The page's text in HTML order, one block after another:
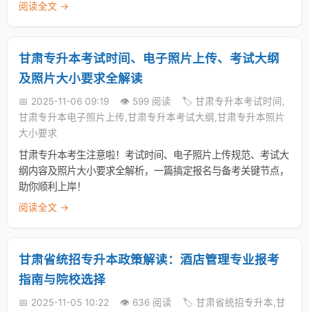
阅读全文 →
甘肃专升本考试时间、电子照片上传、考试大纲
及照片大小要求全解读
📅 2025-11-06 09:19 👁️ 599 阅读
🏷️ 甘肃专升本考试时间,
甘肃专升本电子照片上传,甘肃专升本考试大纲,甘肃专升本照片
大小要求
甘肃专升本考生注意啦！考试时间、电子照片上传规范、考试大
纲内容及照片大小要求全解析，一篇搞定报名与备考关键节点，
助你顺利上岸！
阅读全文 →
甘肃省统招专升本政策解读：酒店管理专业报考
指南与院校选择
📅 2025-11-05 10:22 👁️ 636 阅读
🏷️ 甘肃省统招专升本,甘